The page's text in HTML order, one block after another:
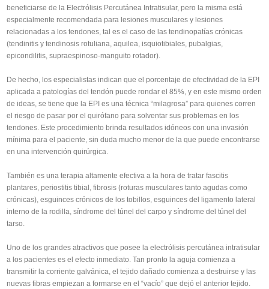
beneficiarse de la Electrólisis Percutánea Intratisular, pero la misma está
especialmente recomendada para lesiones musculares y lesiones
relacionadas a los tendones, tal es el caso de las tendinopatías crónicas
(tendinitis y tendinosis rotuliana, aquilea, isquiotibiales, pubalgias,
epicondilitis, supraespinoso-manguito rotador).
De hecho, los especialistas indican que el porcentaje de efectividad de la EPI
aplicada a patologías del tendón puede rondar el 85%, y en este mismo orden
de ideas, se tiene que la EPI es una técnica “milagrosa” para quienes corren
el riesgo de pasar por el quirófano para solventar sus problemas en los
tendones. Este procedimiento brinda resultados idóneos con una invasión
mínima para el paciente, sin duda mucho menor de la que puede encontrarse
en una intervención quirúrgica.
También es una terapia altamente efectiva a la hora de tratar fascitis
plantares, periostitis tibial, fibrosis (roturas musculares tanto agudas como
crónicas), esguinces crónicos de los tobillos, esguinces del ligamento lateral
interno de la rodilla, síndrome del túnel del carpo y síndrome del túnel del
tarso.
Uno de los grandes atractivos que posee la electrólisis percutánea intratisular
a los pacientes es el efecto inmediato. Tan pronto la aguja comienza a
transmitir la corriente galvánica, el tejido dañado comienza a destruirse y las
nuevas fibras empiezan a formarse en el “vacío” que dejó el anterior tejido.